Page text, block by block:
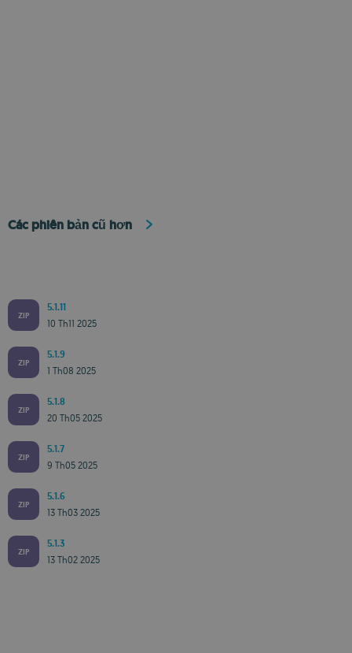
Các phiên bản cũ hơn
ZIP
5.1.11
10 Th11 2025
ZIP
5.1.9
1 Th08 2025
ZIP
5.1.8
20 Th05 2025
ZIP
5.1.7
9 Th05 2025
ZIP
5.1.6
13 Th03 2025
ZIP
5.1.3
13 Th02 2025